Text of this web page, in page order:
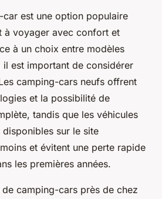
est une option populaire
à voyager avec confort et
à un choix entre modèles
est important de considérer
camping-cars neufs offrent
et la possibilité de
tandis que les véhicules
sur le site
et évitent une perte rapide
les premières années.
camping-cars près de chez